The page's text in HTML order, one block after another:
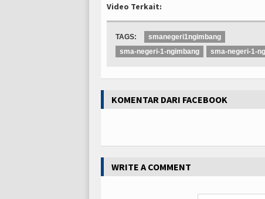
Video Terkait:
TAGS:
smanegeri1ngimbang
sma-negeri-1-ngimbang
sma-negeri-1-
KOMENTAR DARI FACEBOOK
WRITE A COMMENT